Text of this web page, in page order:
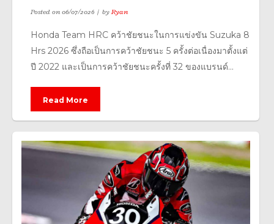
Posted on06/07/2026 byRyan
Honda Team HRC คว้าชัยชนะในการแข่งขัน Suzuka 8
Hrs 2026 ซึ่งถือเป็นการคว้าชัยชนะ 5 ครั้งต่อเนื่องมาตั้งแต่
ปี 2022 และเป็นการคว้าชัยชนะครั้งที่ 32 ของแบรนด์...
Read More